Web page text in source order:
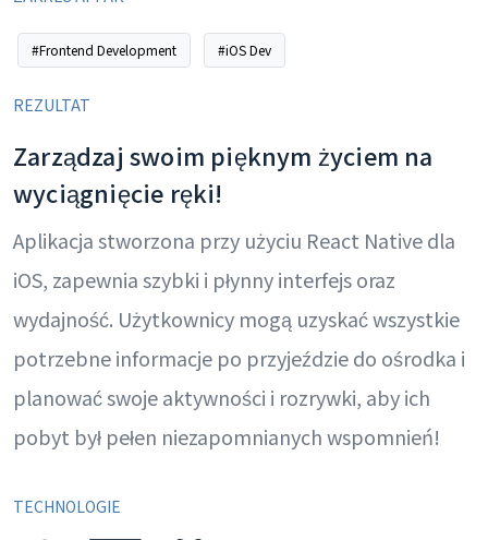
#Frontend Development #iOS Dev
REZULTAT
Zarządzaj swoim pięknym życiem na
wyciągnięcie ręki!
Aplikacja stworzona przy użyciu React Native dla
iOS, zapewnia szybki i płynny interfejs oraz
wydajność. Użytkownicy mogą uzyskać wszystkie
potrzebne informacje po przyjeździe do ośrodka i
planować swoje aktywności i rozrywki, aby ich
pobyt był pełen niezapomnianych wspomnień!
TECHNOLOGIE